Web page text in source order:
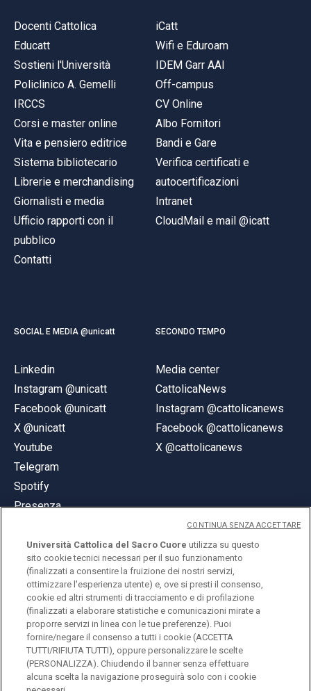
Docenti Cattolica
Educatt
Sostieni l'Università
Policlinico A. Gemelli
IRCCS
Corsi e master online
Vita e pensiero editrice
Sistema bibliotecario
Librerie e merchandising
Giornalisti e media
Ufficio rapporti con il
pubblico
Contatti
iCatt
Wifi e Eduroam
IDEM Garr AAI
Off-campus
CV Online
Albo Fornitori
Bandi e Gare
Verifica certificati e
autocertificazioni
Intranet
CloudMail e mail @icatt
SOCIAL E MEDIA @unicatt
Linkedin
Instagram @unicatt
Facebook @unicatt
X @unicatt
Youtube
Telegram
Spotify
Presenza
SECONDO TEMPO
Media center
CattolicaNews
Instagram @cattolicanews
Facebook @cattolicanews
X @cattolicanews
© Università Cattolica del Sacro Cuore
Largo A. Gemelli 1, 20123 Milano
PI 02133120150
ENGLISH
Università Cattolica del Sacro Cuore utilizza su questo
sito cookie tecnici necessari per il suo funzionamento
(finalizzati a consentire la fruizione dei nostri servizi,
ottimizzare l'esperienza utente) e, ove si presti il consenso,
cookie ed altri strumenti di tracciamento e di profilazione
(finalizzati a elaborare statistiche e comunicazioni mirate a
proporre servizi in linea con le tue preferenze). Puoi
fornire/negare il consenso a tutti i cookie (ACCETTA
TUTTI/RIFIUTA TUTTI), oppure personalizzare le scelte
(PERSONALIZZA). Chiudendo il banner senza effettuare
alcuna scelta la navigazione proseguirà solo con i cookie
CONTINUA SENZA ACCETTARE